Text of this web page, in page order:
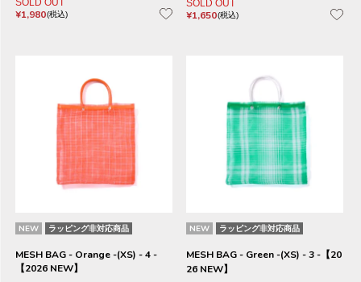
¥1,980 税込
SOLD OUT
¥1,650 税込
NEW ラッピング非対応商品
MESH BAG - Orange -(XS) - 4 -
【2026 NEW】
NEW ラッピング非対応商品
MESH BAG - Green -(XS) - 3 -【20
26 NEW】